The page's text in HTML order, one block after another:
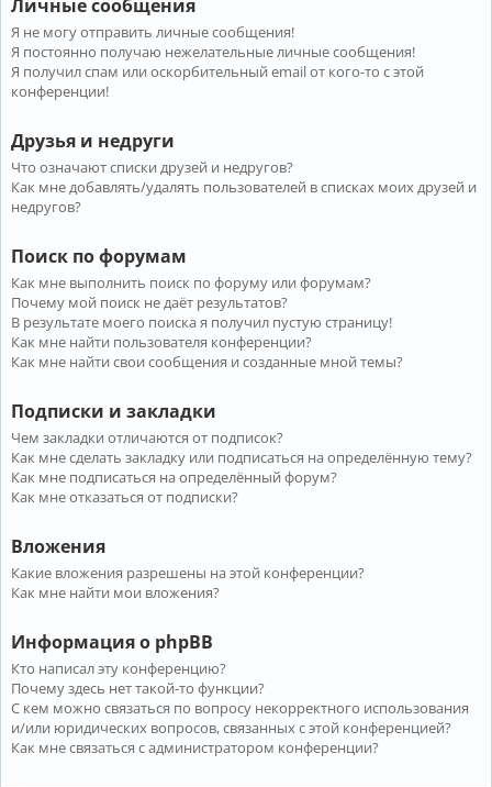
Личные сообщения
Я не могу отправить личные сообщения!
Я постоянно получаю нежелательные личные сообщения!
Я получил спам или оскорбительный email от кого-то с этой
конференции!
Друзья и недруги
Что означают списки друзей и недругов?
Как мне добавлять/удалять пользователей в списках моих друзей и
недругов?
Поиск по форумам
Как мне выполнить поиск по форуму или форумам?
Почему мой поиск не даёт результатов?
В результате моего поиска я получил пустую страницу!
Как мне найти пользователя конференции?
Как мне найти свои сообщения и созданные мной темы?
Подписки и закладки
Чем закладки отличаются от подписок?
Как мне сделать закладку или подписаться на определённую тему?
Как мне подписаться на определённый форум?
Как мне отказаться от подписки?
Вложения
Какие вложения разрешены на этой конференции?
Как мне найти мои вложения?
Информация о phpBB
Кто написал эту конференцию?
Почему здесь нет такой-то функции?
С кем можно связаться по вопросу некорректного использования
и/или юридических вопросов, связанных с этой конференцией?
Как мне связаться с администратором конференции?